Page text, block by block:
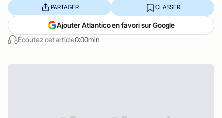
Écoutez cet article0:00min
PARTAGER CLASSER
Ajouter Atlantico en favori sur Google